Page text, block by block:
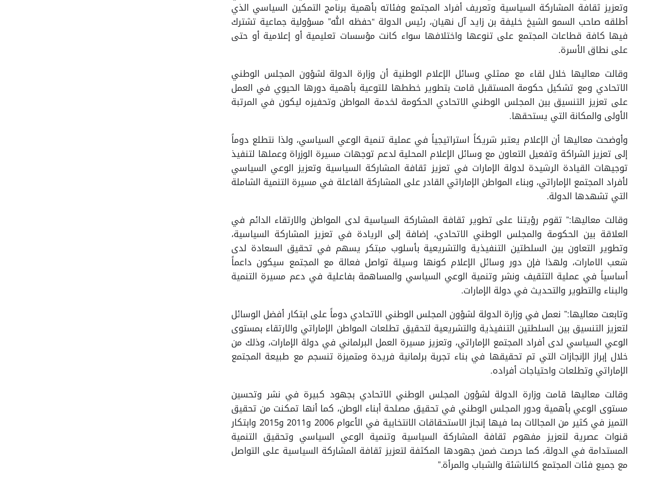
وتعزيز ثقافة المشاركة السياسية وتعريف أفراد المجتمع وفئاته بأهمية برنامج التمكين السياسي الذي
أطلقه صاحب السمو الشيخ خليفة بن زايد آل نهيان، رئيس الدولة “حفظه الله” مسؤولية جماعية تشترك
فيها كافة قطاعات المجتمع على تنوعها واختلافها سواء كانت مؤسسات تعليمية أو إعلامية أو حتى
على نطاق الأسرة.
وقالت معاليها خلال لقاء مع ممثلي وسائل الإعلام الوطنية أن وزارة الدولة لشؤون المجلس الوطني
الاتحادي ومع تشكيل حكومة المستقبل قامت بتطوير خططها للتوعية بأهمية دورها الحيوي في العمل
على تعزيز التنسيق بين المجلس الوطني الاتحادي الحكومة لخدمة المواطن وتحفيزه ليكون في المرتبة
الأولى والمكانة التي يستحقها.
وأوضحت معاليها أن الإعلام يعتبر شريكاً استراتيجياً في عملية تنمية الوعي السياسي، ولذا نتطلع دوماً
إلى تعزيز الشراكة وتفعيل التعاون مع وسائل الإعلام المحلية لدعم توجهات مسيرة الوزراة وعملها لتنفيذ
توجيهات القيادة الرشيدة لدولة الإمارات في تعزيز ثقافة المشاركة السياسية وتعزيز الوعي السياسي
لأفراد المجتمع الإماراتي، وبناء المواطن الإماراتي القادر على المشاركة الفاعلة في مسيرة التنمية الشاملة
التي تشهدها الدولة.
وقالت معاليها:” تقوم رؤيتنا على تطوير ثقافة المشاركة السياسية لدى المواطن والارتقاء الدائم في
العلاقة بين الحكومة والمجلس الوطني الاتحادي، إضافة إلى الريادة في تعزيز المشاركة السياسية،
وتطوير التعاون بين السلطتين التنفيذية والتشريعية بأسلوب مبتكر يسهم في تحقيق السعادة لدى
شعب الامارات، ولهذا فإن دور وسائل الإعلام كونها وسيلة تواصل فعالة مع المجتمع سيكون داعماً
أساسياً في عملية التثقيف ونشر وتنمية الوعي السياسي والمساهمة بفاعلية في دعم مسيرة التنمية
والبناء والتطوير والتحديث في دولة الإمارات.
وتابعت معاليها:” نعمل في وزارة الدولة لشؤون المجلس الوطني الاتحادي دوماً على ابتكار أفضل الوسائل
لتعزيز التنسيق بين السلطتين التنفيذية والتشريعية لتحقيق تطلعات المواطن الإماراتي والارتقاء بمستوى
الوعي السياسي لدى أفراد المجتمع الإماراتي، وتعزيز مسيرة العمل البرلماني في دولة الإمارات، وذلك من
خلال إبراز الإنجازات التي تم تحقيقها في بناء تجربة برلمانية فريدة ومتميزة تنسجم مع طبيعة المجتمع
الإماراتي وتطلعات واحتياجات أفراده.
وقالت معاليها قامت وزارة الدولة لشؤون المجلس الوطني الاتحادي بجهود كبيرة في نشر وتحسين
مستوى الوعي بأهمية ودور المجلس الوطني في تحقيق مصلحة أبناء الوطن، كما أنها تمكنت من تحقيق
التميز في كثير من المجالات بما فيها إنجاز الاستحقاقات الانتخابية في الأعوام 2006 و2011 و2015 وابتكار
قنوات عصرية لتعزيز مفهوم ثقافة المشاركة السياسية وتنمية الوعي السياسي وتحقيق التنمية
المستدامة في الدولة، كما حرصت ضمن جهودها المكثفة لتعزيز ثقافة المشاركة السياسية على التواصل
مع جميع فئات المجتمع كالناشئة والشباب والمرأة.”